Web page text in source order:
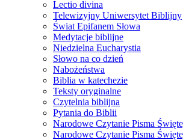
Lectio divina
Telewizyjny Uniwersytet Biblijny
Świat Epifanem Słowa
Medytacje biblijne
Niedzielna Eucharystia
Słowo na co dzień
Nabożeństwa
Biblia w katechezie
Teksty oryginalne
Czytelnia biblijna
Pytania do Biblii
Narodowe Czytanie Pisma
Narodowe Czytanie Pisma